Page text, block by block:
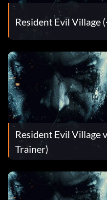
Resident Evil Village
Resident Evil
Trainer)